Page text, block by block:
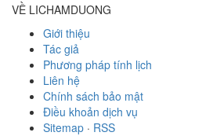
VỀ LICHAMDUONG
Giới thiệu
Tác giả
Phương pháp tính lịch
Liên hệ
Chính sách bảo mật
Điều khoản dịch vụ
Sitemap · RSS